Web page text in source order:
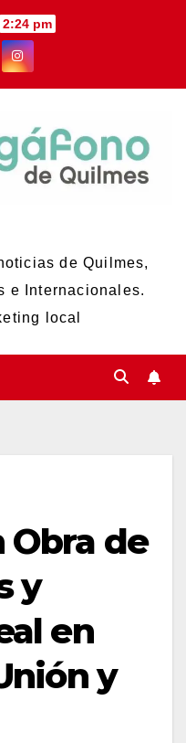
2:24 pm
de Quilmes,
e Internacionales.
local
Obra de
y
en
y